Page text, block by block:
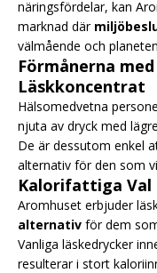
näringsfördelar, kan
marknad där
välmående och
Förmånerna
Läskkoncentrat
Hälsomedvetna
njuta av dryck med
De är dessutom enkel
alternativ för den som
Kalorifattiga Val
Aromhuset erbjuder
alternativ för dem
Vanliga läskedrycker
resulterar i stort